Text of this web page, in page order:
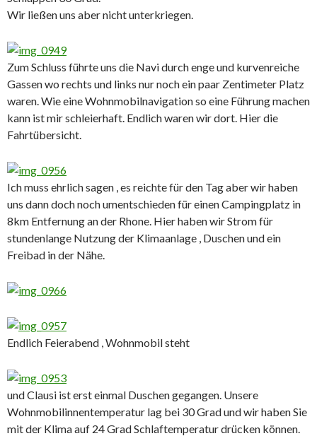
Wir ließen uns aber nicht unterkriegen.
Zum Schluss führte uns die Navi durch enge und kurvenreiche
Gassen wo rechts und links nur noch ein paar Zentimeter Platz
waren. Wie eine Wohnmobilnavigation so eine Führung machen
kann ist mir schleierhaft. Endlich waren wir dort. Hier die
Fahrtübersicht.
Ich muss ehrlich sagen , es reichte für den Tag aber wir haben
uns dann doch noch umentschieden für einen Campingplatz in
8km Entfernung an der Rhone. Hier haben wir Strom für
stundenlange Nutzung der Klimaanlage , Duschen und ein
Freibad in der Nähe.
Endlich Feierabend , Wohnmobil steht
und Clausi ist erst einmal Duschen gegangen. Unsere
Wohnmobilinnentemperatur lag bei 30 Grad und wir haben Sie
mit der Klima auf 24 Grad Schlaftemperatur drücken können.